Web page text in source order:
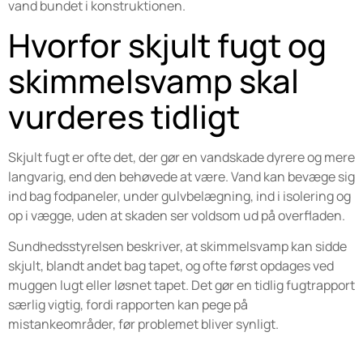
vand bundet i konstruktionen.
Hvorfor skjult fugt og
skimmelsvamp skal
vurderes tidligt
Skjult fugt er ofte det, der gør en vandskade dyrere og mere
langvarig, end den behøvede at være. Vand kan bevæge sig
ind bag fodpaneler, under gulvbelægning, ind i isolering og
op i vægge, uden at skaden ser voldsom ud på overfladen.
Sundhedsstyrelsen beskriver, at skimmelsvamp kan sidde
skjult, blandt andet bag tapet, og ofte først opdages ved
muggen lugt eller løsnet tapet. Det gør en tidlig fugtrapport
særlig vigtig, fordi rapporten kan pege på
mistankeområder, før problemet bliver synligt.